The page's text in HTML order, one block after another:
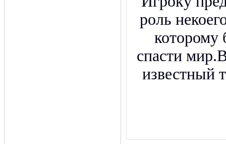
роль
которому
спасти
известный